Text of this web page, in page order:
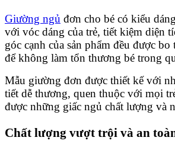
Giường ngủ đơn cho bé có kiểu
với vóc dáng của trẻ, tiết kiệm diện
góc cạnh của sản phẩm đều được
để không làm tổn thương bé trong
Mẫu giường đơn được thiết kế với
tiết dễ thương, quen thuộc với mọi
được những giấc ngủ chất lượng và
Chất lượng vượt trội và an